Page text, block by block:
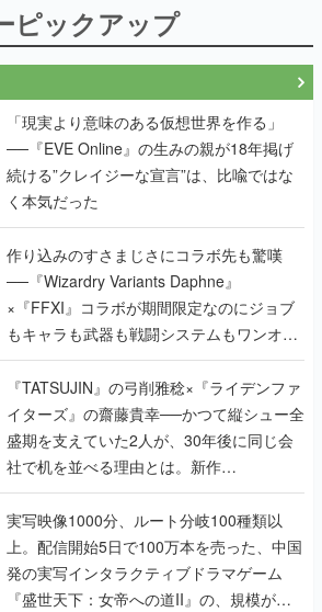
ピックアップ
「現実より意味のある仮想世界を作る」
──『EVE Online』の生みの親が18年掲げ
続ける”クレイジーな宣言”は、比喩ではな
く本気だった
作り込みのすさまじさにコラボ先も驚嘆
──『Wizardry Variants Daphne』
×『FFXI』コラボが期間限定なのにジョブ
もキャラも武器も戦闘システムもワンオフ
で作り込まれた理由を両ディレクターに聞
く
『TATSUJIN』の弓削雅稔×『ライデンファ
イターズ』の齋藤貴幸──かつて縦シュー全
盛期を支えていた2人が、30年後に同じ会
社で机を並べる理由とは。新作
『TATSUJIN EXTREME』で初タッグを組
んだレジェンド2人に訊く開発秘話
実写映像1000分、ルート分岐100種類以
上。配信開始5日で100万本を売った、中国
発の実写インタラクティブドラマゲーム
『盛世天下：女帝への道II』の、規模が違